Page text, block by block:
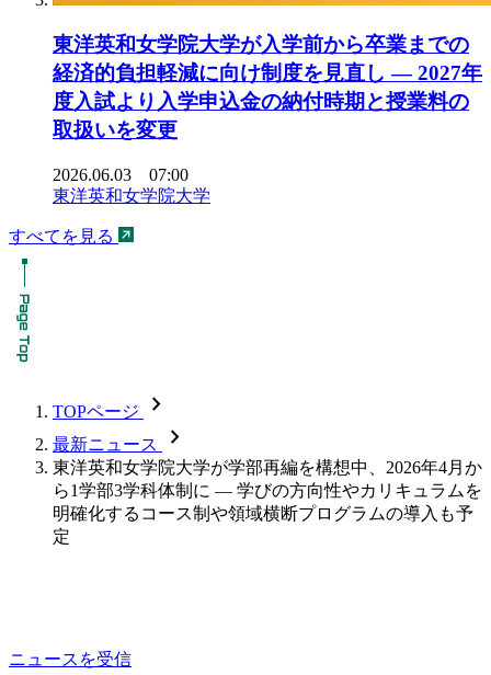
東洋英和女学院大学が入学前から卒業までの
経済的負担軽減に向け制度を見直し ― 2027年
度入試より入学申込金の納付時期と授業料の
取扱いを変更
2026.06.03 07:00
東洋英和女学院大学
すべてを見る
TOPページ chevron_forward
最新ニュース chevron_forward
東洋英和女学院大学が学部再編を構想中、2026年4月か
ら1学部3学科体制に ― 学びの方向性やカリキュラムを
明確化するコース制や領域横断プログラムの導入も予
定
ニュースを受信